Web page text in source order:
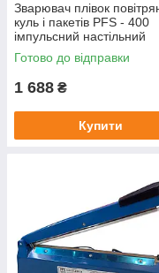
Зварювач плівок
куль і пакетів PFS - 400
імпульсний настільний
(довжина нагрівача
300 w
Готово до відправки
1 688 ₴
Купити